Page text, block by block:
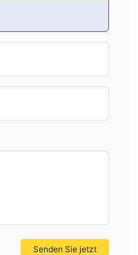
Senden Sie jetzt